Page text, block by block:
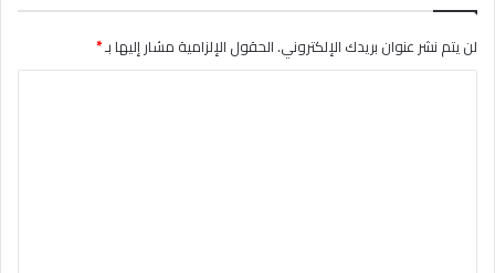
لن يتم نشر عنوان بريدك الإلكتروني.الحقول الإلزامية مشار إليها بـ*